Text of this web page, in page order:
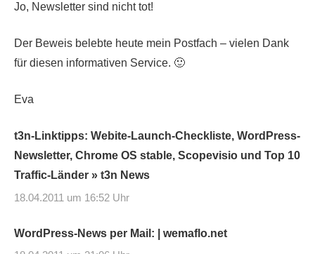
Jo, Newsletter sind nicht tot!
Der Beweis belebte heute mein Postfach – vielen Dank
für diesen informativen Service. 🙂
Eva
t3n-Linktipps: Webite-Launch-Checkliste, WordPress-
Newsletter, Chrome OS stable, Scopevisio und Top 10
Traffic-Länder » t3n News
18.04.2011 um 16:52 Uhr
WordPress-News per Mail: | wemaflo.net